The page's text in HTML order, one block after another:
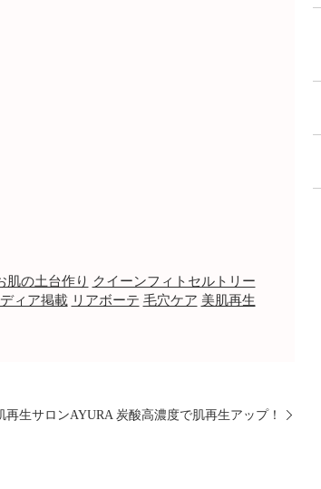
肌の土台作り クイーンフィトセルトリー
ディア掲載 リアボーテ 毛穴ケア 美肌再生
生サロンAYURA 炭酸高濃度で肌再生アップ！